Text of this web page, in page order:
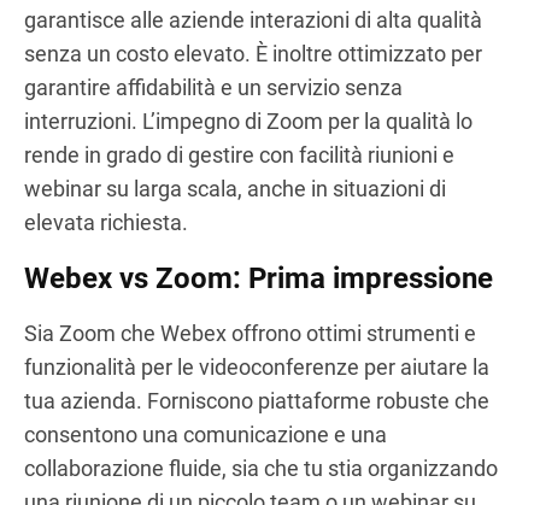
garantisce alle aziende interazioni di alta qualità
senza un costo elevato. È inoltre ottimizzato per
garantire affidabilità e un servizio senza
interruzioni. L’impegno di Zoom per la qualità lo
rende in grado di gestire con facilità riunioni e
webinar su larga scala, anche in situazioni di
elevata richiesta.
Webex vs Zoom: Prima impressione
Sia Zoom che Webex offrono ottimi strumenti e
funzionalità per le videoconferenze per aiutare la
tua azienda. Forniscono piattaforme robuste che
consentono una comunicazione e una
collaborazione fluide, sia che tu stia organizzando